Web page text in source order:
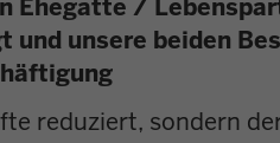
Ehegatte /
unsere beiden
reduziert, sondern